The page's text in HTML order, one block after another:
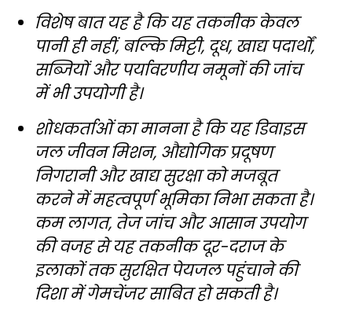
विशेष बात यह है कि यह तकनीक केवल
पानी ही नहीं, बल्कि मिट्टी, दूध, खाद्य पदार्थों,
सब्जियों और पर्यावरणीय नमूनों की जांच
में भी उपयोगी है।
शोधकर्ताओं का मानना है कि यह डिवाइस
जल जीवन मिशन, औद्योगिक प्रदूषण
निगरानी और खाद्य सुरक्षा को मजबूत
करने में महत्वपूर्ण भूमिका निभा सकता है।
कम लागत, तेज जांच और आसान उपयोग
की वजह से यह तकनीक दूर-दराज के
इलाकों तक सुरक्षित पेयजल पहुंचाने की
दिशा में गेमचेंजर साबित हो सकती है।